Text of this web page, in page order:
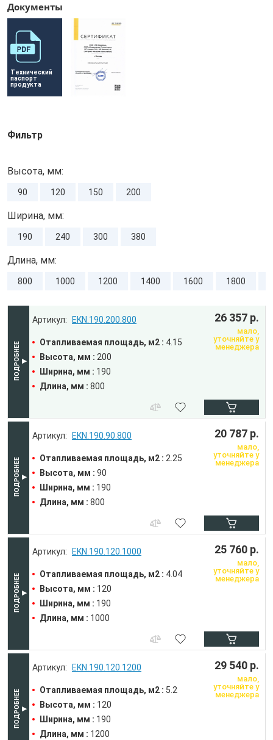
Документы
Технический
паспорт
продукта
Фильтр
Высота, мм:
90 120 150 200
Ширина, мм:
190 240 300 380
Длина, мм:
800 1000 1200 1400 1600 1800
EKN.190.90.800
Отапливаемая площадь, м2 : 2.25
Высота, мм : 90
Ширина, мм : 190
Длина, мм : 800
20 787 р.
мало,
уточняйте у
менеджера
EKN.190.120.1000
Отапливаемая площадь, м2 : 4.04
Высота, мм : 120
Ширина, мм : 190
Длина, мм : 1000
25 760 р.
мало,
уточняйте у
менеджера
EKN.190.120.1200
Отапливаемая площадь, м2 : 5.2
Высота, мм : 120
Ширина, мм : 190
Длина, мм : 1200
29 540 р.
мало,
уточняйте у
менеджера
EKN.190.200.800
Отапливаемая площадь, м2 : 4.15
Высота, мм : 200
Ширина, мм : 190
Длина, мм : 800
26 357 р.
мало,
уточняйте у
менеджера